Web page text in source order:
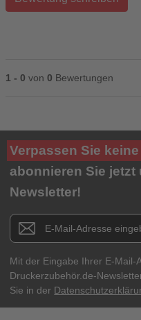
1 - 0 von 0 Bewertungen
Ihre Bewertung**
★★★★★
Titel**
E-Mail-Adresse
Ihr Passwort
Verpassen Sie
abonnieren Sie
Newsletter!
Newsletter E-Mail Adresse
Mit der Eingabe Ihrer E-Mail-
Druckerzubehör.de-
Sie in der